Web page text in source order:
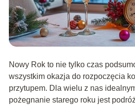
Nowy Rok to nie tylko czas
wszystkim okazja do rozpoczęcia
przytupem. Dla wielu z nas
pożegnanie starego roku jest